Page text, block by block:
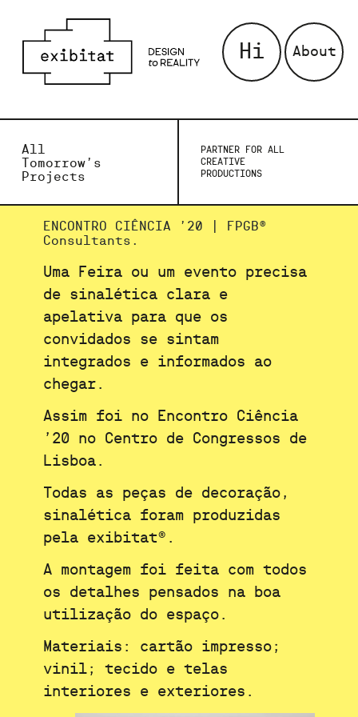
Hi About
All
Tomorrow’s
Projects
PARTNER FOR ALL
CREATIVE
PRODUCTIONS
ENCONTRO CIÊNCIA ’20 | FPGB®
Consultants.
Uma Feira ou um evento precisa
de sinalética clara e
apelativa para que os
convidados se sintam
integrados e informados ao
chegar.
Assim foi no Encontro Ciência
’20 no Centro de Congressos de
Lisboa.
Todas as peças de decoração,
sinalética foram produzidas
pela exibitat®.
A montagem foi feita com todos
os detalhes pensados na boa
utilização do espaço.
Materiais: cartão impresso;
vinil; tecido e telas
interiores e exteriores.